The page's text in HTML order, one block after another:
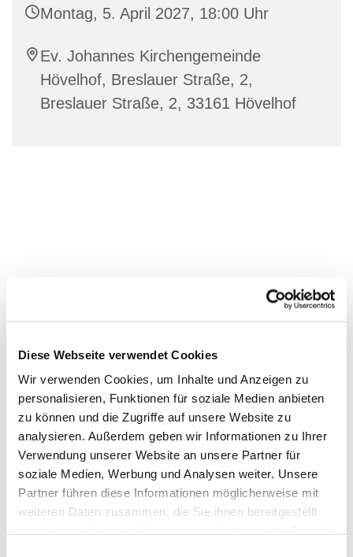
Diese Webseite verwendet Cookies
Wir verwenden Cookies, um Inhalte und Anzeigen zu
personalisieren, Funktionen für soziale Medien anbieten
zu können und die Zugriffe auf unsere Website zu
analysieren. Außerdem geben wir Informationen zu Ihrer
Verwendung unserer Website an unsere Partner für
soziale Medien, Werbung und Analysen weiter. Unsere
Partner führen diese Informationen möglicherweise mit
weiteren Daten zusammen, die Sie ihnen bereitgestellt
Montag, 5. April 2027, 18:00 Uhr
Ev. Johannes Kirchengemeinde
Hövelhof, Breslauer Straße, 2,
Breslauer Straße, 2, 33161 Hövelhof
Dies könnte Sie auch
interessieren